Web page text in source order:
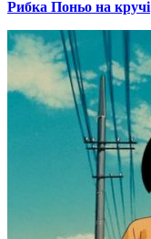
Рибка Поньо на кручі